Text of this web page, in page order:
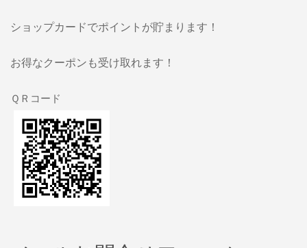
ショップカードでポイントが貯まります！
お得なクーポンも受け取れます！
ＱＲコード